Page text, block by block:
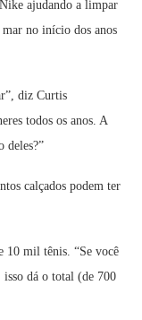
ajudando a limpar
mar no início dos anos
diz Curtis
todos os anos. A
deles?”
calçados podem ter
10 mil tênis. “Se você
dá o total (de 700